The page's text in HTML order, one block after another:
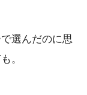
選んだのに思
。